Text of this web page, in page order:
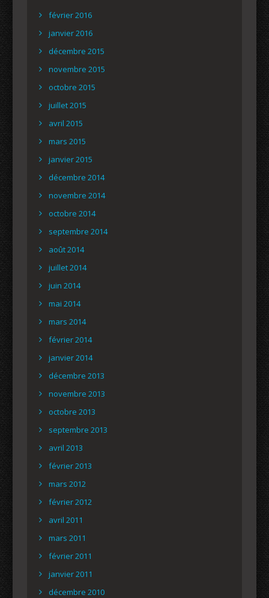
février 2016
janvier 2016
décembre 2015
novembre 2015
octobre 2015
juillet 2015
avril 2015
mars 2015
janvier 2015
décembre 2014
novembre 2014
octobre 2014
septembre 2014
août 2014
juillet 2014
juin 2014
mai 2014
mars 2014
février 2014
janvier 2014
décembre 2013
novembre 2013
octobre 2013
septembre 2013
avril 2013
février 2013
mars 2012
février 2012
avril 2011
mars 2011
février 2011
janvier 2011
décembre 2010